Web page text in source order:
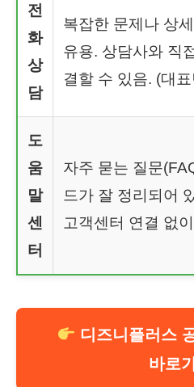
전
화
상
담
복잡한 문제나 상
유용. 상담사와 직
결할 수 있음. (대
도
움
말
센
터
자주 묻는 질문
드가 잘 정리되어
고객센터 연결 없
디즈니플러스
바로